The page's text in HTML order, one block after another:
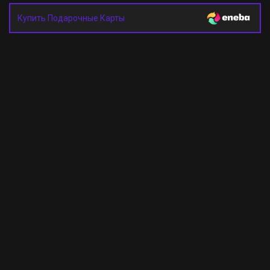
Купить Подарочные Карты